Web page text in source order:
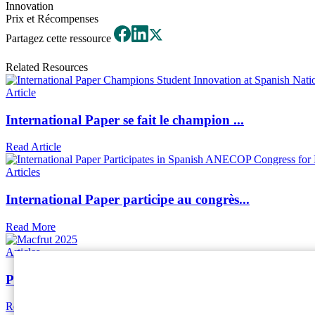
Innovation
Prix et Récompenses
Partagez cette ressource
Related Resources
Article
International Paper se fait le champion ...
Read Article
Articles
International Paper participe au congrès...
Read More
Articles
Présentation de solutions d'emballage in...
Read More